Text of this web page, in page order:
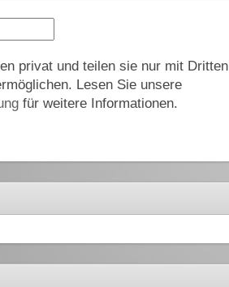
privat und teilen sie nur mit
Lesen Sie unsere
für weitere Informationen.